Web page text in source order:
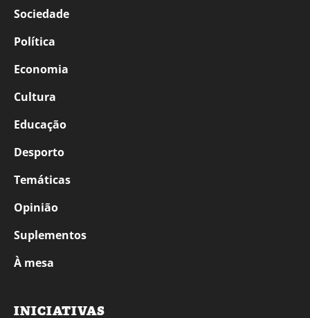
Sociedade
Política
Economia
Cultura
Educação
Desporto
Temáticas
Opinião
Suplementos
À mesa
INICIATIVAS